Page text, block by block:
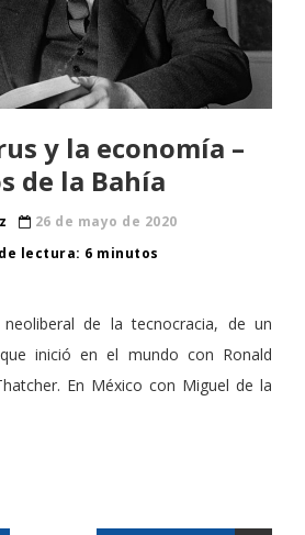
y la economía –
de la Bahía
26 de mayo de 2020
lectura: 6 minutos
de la tecnocracia, de un
inició en el mundo con Ronald
En México con Miguel de la